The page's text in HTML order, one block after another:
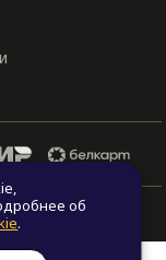
- 2026
об
.